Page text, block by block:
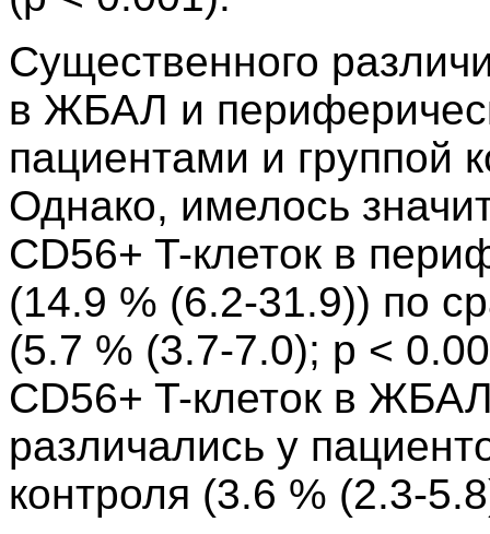
Существенного
в ЖБАЛ и
пациентами и группой
Однако, имелось
CD56+ T-клеток в
(14.9 % (6.2-31.9)) по
(5.7 % (3.7-7.0); p <
CD56+ T-клеток в
различались у
контроля (3.6 % (2.3-